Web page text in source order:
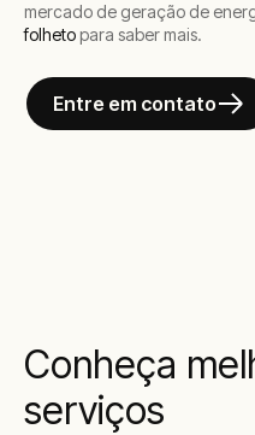
mercado de geração de
folhetopara saber mais.
Entre em contato
Conheça
serviços